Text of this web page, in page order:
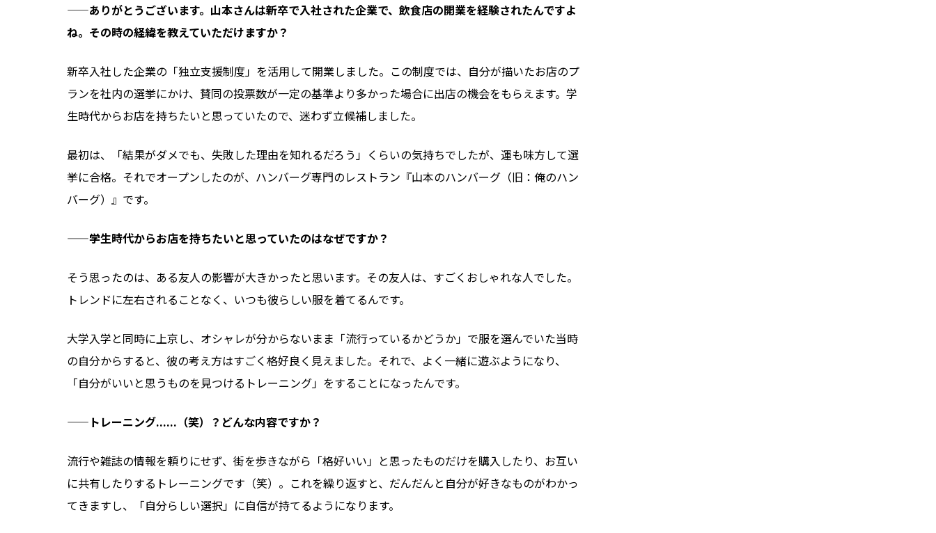
——ありがとうございます。山本さんは新卒で入社された企業で、飲食店の開業を経験されたんですよ
ね。その時の経緯を教えていただけますか？
新卒入社した企業の「独立支援制度」を活用して開業しました。この制度では、自分が描いたお店のプ
ランを社内の選挙にかけ、賛同の投票数が一定の基準より多かった場合に出店の機会をもらえます。学
生時代からお店を持ちたいと思っていたので、迷わず立候補しました。
最初は、「結果がダメでも、失敗した理由を知れるだろう」くらいの気持ちでしたが、運も味方して選
挙に合格。それでオープンしたのが、ハンバーグ専門のレストラン『山本のハンバーグ（旧：俺のハン
バーグ）』です。
——学生時代からお店を持ちたいと思っていたのはなぜですか？
そう思ったのは、ある友人の影響が大きかったと思います。その友人は、すごくおしゃれな人でした。
トレンドに左右されることなく、いつも彼らしい服を着てるんです。
大学入学と同時に上京し、オシャレが分からないまま「流行っているかどうか」で服を選んでいた当時
の自分からすると、彼の考え方はすごく格好良く見えました。それで、よく一緒に遊ぶようになり、
「自分がいいと思うものを見つけるトレーニング」をすることになったんです。
——トレーニング......（笑）？どんな内容ですか？
流行や雑誌の情報を頼りにせず、街を歩きながら「格好いい」と思ったものだけを購入したり、お互い
に共有したりするトレーニングです（笑）。これを繰り返すと、だんだんと自分が好きなものがわかっ
てきますし、「自分らしい選択」に自信が持てるようになります。